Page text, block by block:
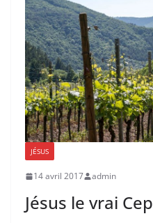
JÉSUS
14 avril 2017 admin
Jésus le vrai Cep